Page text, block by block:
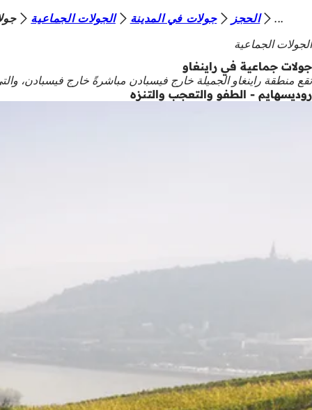
الانتقال إلى المحتوى
ن
ت
ه
ن
الحجز جولات في المدينة الجولات الجماعية
الجولات الجماعية
جولات جماعية في راينغاو
تقع منطقة راينغاو الجميلة خارج فيسبادن مباشرةً خارج فيسبادن،
روديسهايم - الطفو والتعجب والتنزه